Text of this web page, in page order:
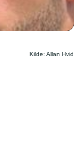
Kilde: Allan Hvid